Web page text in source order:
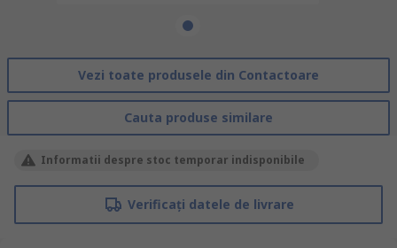
Vezi toate produsele din Contactoare
Cauta produse similare
Informatii despre stoc temporar indisponibile
Verificați datele de livrare